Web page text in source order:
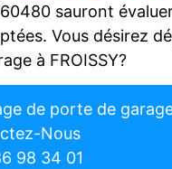
sauront
Vous désirez
à FROISSY?
de porte de
Nous
98 34 01